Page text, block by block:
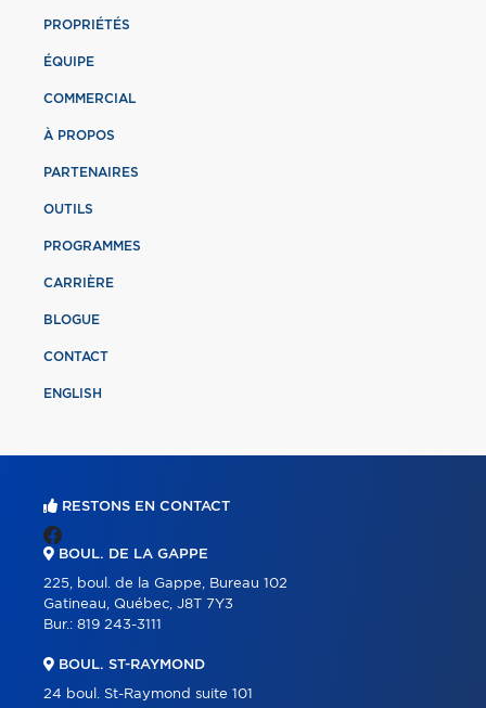
PROPRIÉTÉS
ÉQUIPE
COMMERCIAL
À PROPOS
PARTENAIRES
OUTILS
PROGRAMMES
CARRIÈRE
BLOGUE
CONTACT
ENGLISH
RESTONS EN CONTACT
BOUL. DE LA GAPPE
225, boul. de la Gappe, Bureau 102
Gatineau, Québec, J8T 7Y3
Bur.: 819 243-3111
BOUL. ST-RAYMOND
24 boul. St-Raymond suite 101